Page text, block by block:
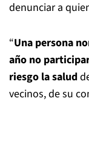
denunciar a
“Una persona
año no
riesgo la salud
vecinos, de su